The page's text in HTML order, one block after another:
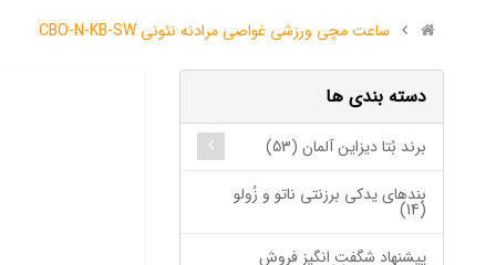
ساعت مچی ورزشی غواصی مرادنه نئونی CBO-N-KB-SW
دسته بندی ها
برند بُتا دیزاین آلمان (53)
بندهای یدکی برزنتی ناتو و زُولو
(14)
پیشنهاد شگفت انگیز فروش